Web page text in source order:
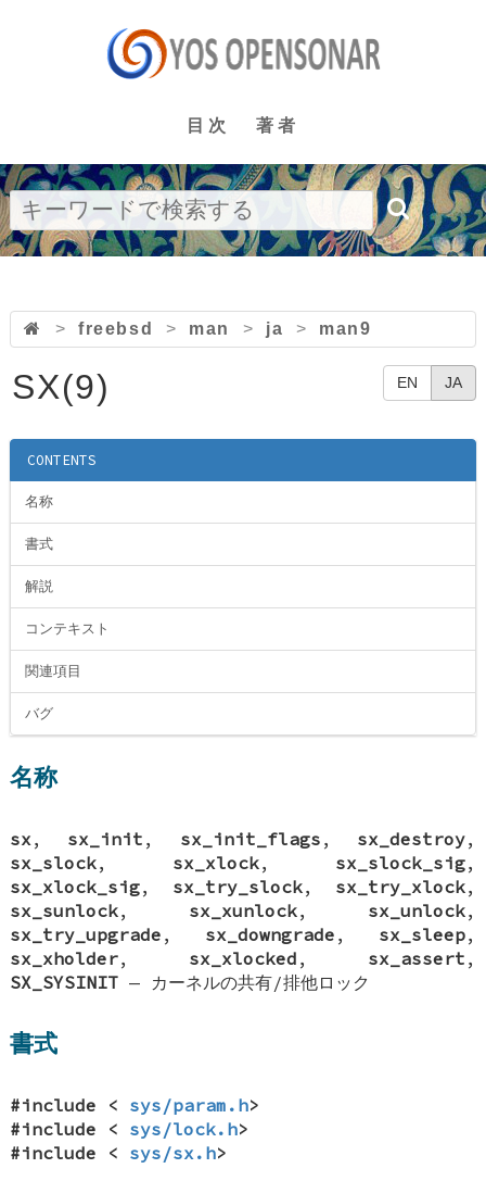
目次 著者
> freebsd > man > ja > man9
EN JA
SX(9)
CONTENTS
名称
書式
解説
コンテキスト
関連項目
バグ
名称
sx , sx_init , sx_init_flags , sx_destroy,
sx_slock, sx_xlock, sx_slock_sig,
sx_xlock_sig, sx_try_slock, sx_try_xlock,
sx_sunlock, sx_xunlock, sx_unlock,
sx_try_upgrade , sx_downgrade , sx_sleep,
sx_xholder, sx_xlocked , sx_assert ,
SX_SYSINIT — カーネルの共有/排他ロック
書式
#include < sys/param.h>
#include < sys/lock.h>
#include < sys/sx.h>